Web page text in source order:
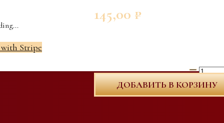
with Stripe
145,00 ₽
ДОБАВИТЬ В КОРЗИНУ